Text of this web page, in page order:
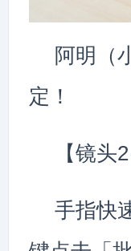
阿明（
定！
【镜头
手指快